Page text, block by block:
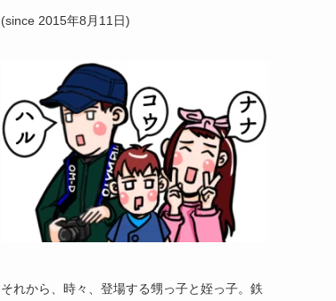
(since 2015年8月11日)
それから、時々、登場する甥っ子と姪っ子。鉄